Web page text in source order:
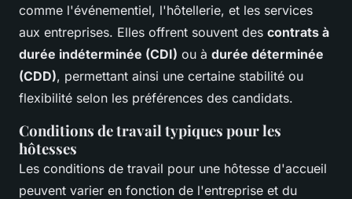
comme l'événementiel, l'hôtellerie, et les services
aux entreprises. Elles offrent souvent des contrats à
durée indéterminée (CDI) ou à durée déterminée
(CDD), permettant ainsi une certaine stabilité ou
flexibilité selon les préférences des candidats.
Conditions de travail typiques pour les
hôtesses
Les conditions de travail pour une hôtesse d'accueil
peuvent varier en fonction de l'entreprise et du